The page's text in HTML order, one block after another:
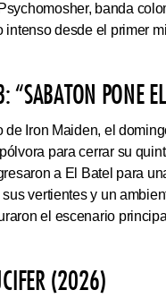
banda
intenso desde el primer
PONE
de Iron Maiden, el
para cerrar su
a El Batel para
vertientes y un
el escenario
(2026)